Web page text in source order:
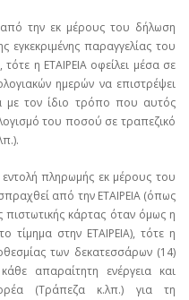
την εκ μέρους του δήλωση
εγκεκριμένης παραγγελίας του
τότε η ΕΤΑΙΡΕΙΑ οφείλει μέσα σε
ημερών να επιστρέψει
με τον ίδιο τρόπο που αυτός
του ποσού σε τραπεζικό
πληρωμής εκ μέρους του
από την ΕΤΑΙΡΕΙΑ (όπως
κάρτας όταν όμως η
τίμημα στην ΕΤΑΙΡΕΙΑ), τότε η
των δεκατεσσάρων (14)
απαραίτητη ενέργεια και
(Τράπεζα κ.λπ.) για τη